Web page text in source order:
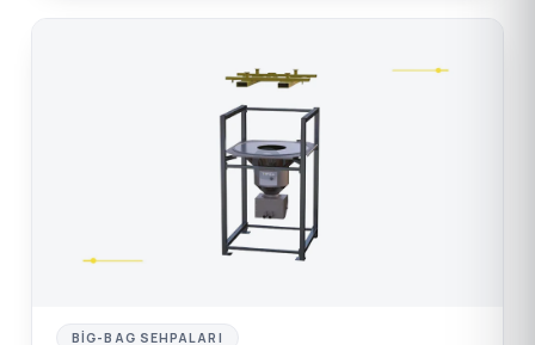
C
BIG-BAG SEHPALARI